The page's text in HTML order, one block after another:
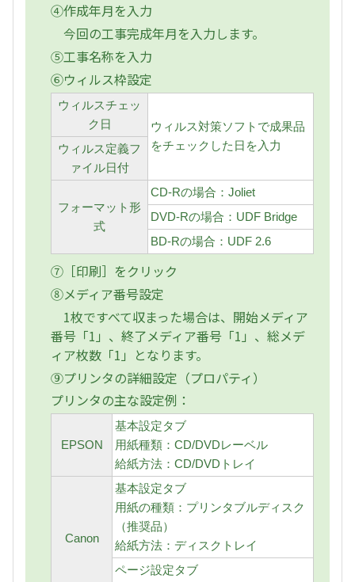
④作成年月を入力
今回の工事完成年月を入力します。
⑤工事名称を入力
⑥ウィルス枠設定
ウィルスチェッ
ク日
ウィルス対策ソフトで成果品
をチェックした日を入力
ウィルス定義フ
ァイル日付
フォーマット形
式
CD-Rの場合：Joliet
DVD-Rの場合：UDF Bridge
BD-Rの場合：UDF 2.6
⑦［印刷］をクリック
⑧メディア番号設定
1枚ですべて収まった場合は、開始メディア
番号「1」、終了メディア番号「1」、総メデ
ィア枚数「1」となります。
⑨プリンタの詳細設定（プロパティ）
プリンタの主な設定例：
EPSON
基本設定タブ
用紙種類：CD/DVDレーベル
給紙方法：CD/DVDトレイ
Canon
基本設定タブ
用紙の種類：プリンタブルディスク
（推奨品）
給紙方法：ディスクトレイ
ページ設定タブ